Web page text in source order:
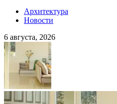
Архитектура
Новости
6 августа, 2026